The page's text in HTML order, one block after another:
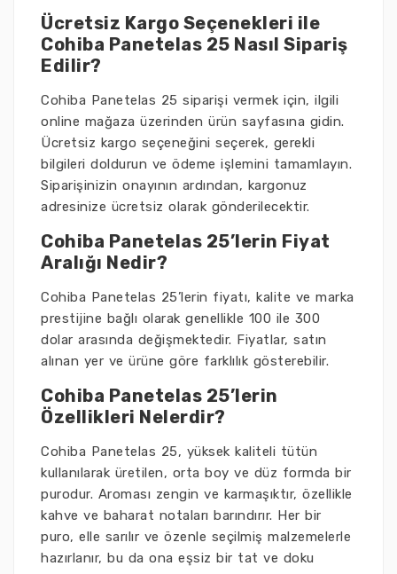
Ücretsiz Kargo Seçenekleri ile
Cohiba Panetelas 25 Nasıl Sipariş
Edilir?
Cohiba Panetelas 25 siparişi vermek için, ilgili
online mağaza üzerinden ürün sayfasına gidin.
Ücretsiz kargo seçeneğini seçerek, gerekli
bilgileri doldurun ve ödeme işlemini tamamlayın.
Siparişinizin onayının ardından, kargonuz
adresinize ücretsiz olarak gönderilecektir.
Cohiba Panetelas 25’lerin Fiyat
Aralığı Nedir?
Cohiba Panetelas 25’lerin fiyatı, kalite ve marka
prestijine bağlı olarak genellikle 100 ile 300
dolar arasında değişmektedir. Fiyatlar, satın
alınan yer ve ürüne göre farklılık gösterebilir.
Cohiba Panetelas 25’lerin
Özellikleri Nelerdir?
Cohiba Panetelas 25, yüksek kaliteli tütün
kullanılarak üretilen, orta boy ve düz formda bir
purodur. Aroması zengin ve karmaşıktır, özellikle
kahve ve baharat notaları barındırır. Her bir
puro, elle sarılır ve özenle seçilmiş malzemelerle
hazırlanır, bu da ona eşsiz bir tat ve doku